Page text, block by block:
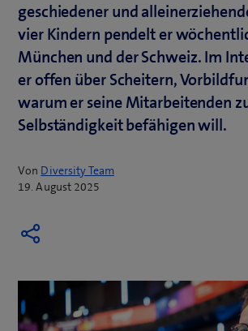
geschiedener und
vier Kindern pendelt er
München und der Schweiz. Im
er offen über Scheitern,
warum er seine Mitarbeitenden
Selbständigkeit befähigen will.
Von Diversity Team
19. August 2025